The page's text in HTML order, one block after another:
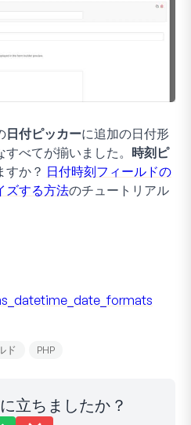
日付ピッカーに追加の日付形
べてが揃いました。 時刻ピ
すか？ 日付時刻フィールドの
ズする方法のチュートリアル
ド PHP
立ちましたか？